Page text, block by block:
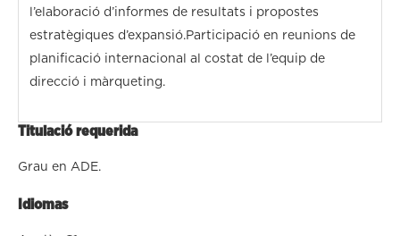
l’elaboració d’informes de resultats i propostes
estratègiques d’expansió.Participació en reunions de
planificació internacional al costat de l’equip de
direcció i màrqueting.
Titulació requerida
Grau en ADE.
Idiomas